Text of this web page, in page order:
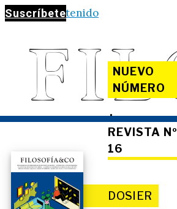
Suscríbete
Saltar al contenido
NUEVO
NÚMERO
·
REVISTA Nº
16
DOSIER